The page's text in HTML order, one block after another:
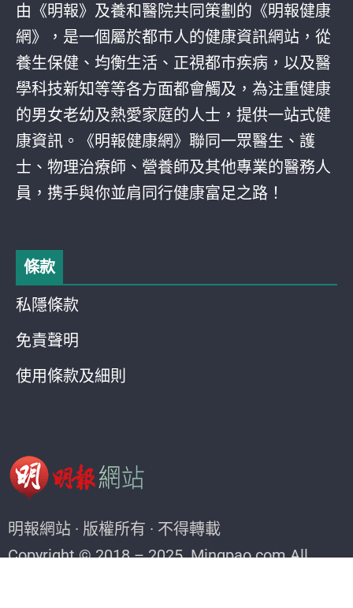
由《明報》及養和醫院共同策劃的《明報健康
網》，是一個屬於都巿人的健康資訊網站，從
養生保健、均衡生活、正視都巿疾病，以及醫
學科技新知等等各方面都會觸及，為注重健康
的男女老幼及熱愛家庭的人士，提供一站式健
康資訊。《明報健康網》聯同一眾醫生、護
士、物理治療師、營養師及其他專業的醫務人
員，携手與你並肩同行健康富足之路！
條款
私隱條款
免責聲明
使用條款及細則
明報網站 · 版權所有 · 不得轉載
Copyright © 2018 – 2025. Mingpao.com All